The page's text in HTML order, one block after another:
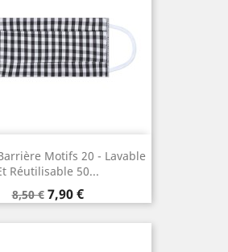
Motifs 20 - Lavable
Réutilisable 50...
Prix
de
base
8,50 € Prix
7,90 €